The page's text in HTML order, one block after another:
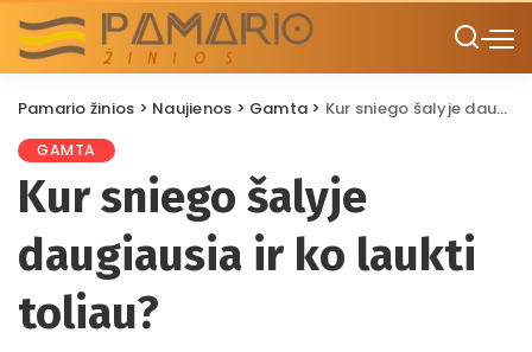
Pamario žinios > Naujienos > Gamta > Kur sniego šalyje daugiausia ir ko laukti toliau?
GAMTA
Kur sniego šalyje
daugiausia ir ko laukti
toliau?